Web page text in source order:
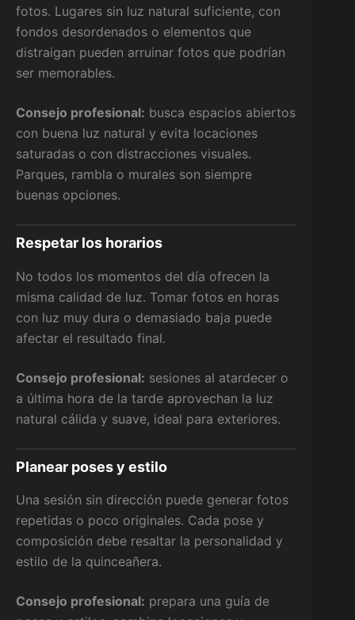
fotos. Lugares sin luz natural suficiente, con
fondos desordenados o elementos que
distraigan pueden arruinar fotos que podrían
ser memorables.
Consejo profesional: busca espacios abiertos
con buena luz natural y evita locaciones
saturadas o con distracciones visuales.
Parques, rambla o murales son siempre
buenas opciones.
Respetar los horarios
No todos los momentos del día ofrecen la
misma calidad de luz. Tomar fotos en horas
con luz muy dura o demasiado baja puede
afectar el resultado final.
Consejo profesional: sesiones al atardecer o
a última hora de la tarde aprovechan la luz
natural cálida y suave, ideal para exteriores.
Planear poses y estilo
Una sesión sin dirección puede generar fotos
repetidas o poco originales. Cada pose y
composición debe resaltar la personalidad y
estilo de la quinceañera.
Consejo profesional: prepara una guía de